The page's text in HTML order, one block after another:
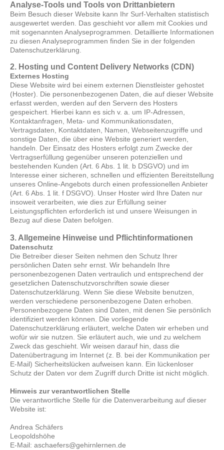
Analyse-Tools und Tools von Drittanbietern
Beim Besuch dieser Website kann Ihr Surf-Verhalten statistisch
ausgewertet werden. Das geschieht vor allem mit Cookies und
mit sogenannten Analyseprogrammen. Detaillierte Informationen
zu diesen Analyseprogrammen finden Sie in der folgenden
Datenschutzerklärung.
2. Hosting und Content Delivery Networks (CDN)
Externes Hosting
Diese Website wird bei einem externen Dienstleister gehostet
(Hoster). Die personenbezogenen Daten, die auf dieser Website
erfasst werden, werden auf den Servern des Hosters
gespeichert. Hierbei kann es sich v. a. um IP-Adressen,
Kontaktanfragen, Meta- und Kommunikationsdaten,
Vertragsdaten, Kontaktdaten, Namen, Webseitenzugriffe und
sonstige Daten, die über eine Website generiert werden,
handeln. Der Einsatz des Hosters erfolgt zum Zwecke der
Vertragserfüllung gegenüber unseren potenziellen und
bestehenden Kunden (Art. 6 Abs. 1 lit. b DSGVO) und im
Interesse einer sicheren, schnellen und effizienten Bereitstellung
unseres Online-Angebots durch einen professionellen Anbieter
(Art. 6 Abs. 1 lit. f DSGVO). Unser Hoster wird Ihre Daten nur
insoweit verarbeiten, wie dies zur Erfüllung seiner
Leistungspflichten erforderlich ist und unsere Weisungen in
Bezug auf diese Daten befolgen.
3. Allgemeine Hinweise und Pflichtinformationen
Datenschutz
Die Betreiber dieser Seiten nehmen den Schutz Ihrer
persönlichen Daten sehr ernst. Wir behandeln Ihre
personenbezogenen Daten vertraulich und entsprechend der
gesetzlichen Datenschutzvorschriften sowie dieser
Datenschutzerklärung. Wenn Sie diese Website benutzen,
werden verschiedene personenbezogene Daten erhoben.
Personenbezogene Daten sind Daten, mit denen Sie persönlich
identifiziert werden können. Die vorliegende
Datenschutzerklärung erläutert, welche Daten wir erheben und
wofür wir sie nutzen. Sie erläutert auch, wie und zu welchem
Zweck das geschieht. Wir weisen darauf hin, dass die
Datenübertragung im Internet (z. B. bei der Kommunikation per
E-Mail) Sicherheitslücken aufweisen kann. Ein lückenloser
Schutz der Daten vor dem Zugriff durch Dritte ist nicht möglich.
Hinweis zur verantwortlichen Stelle
Die verantwortliche Stelle für die Datenverarbeitung auf dieser
Website ist:
Andrea Schäfers
Leopoldshöhe
E-Mail: aschaefers@gehirnlernen.de